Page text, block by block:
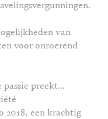
van
voor onroerend
passie preekt...
2018, een krachtig